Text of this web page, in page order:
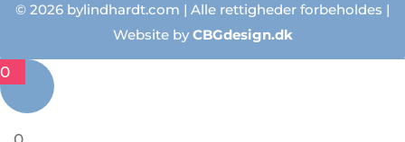
© 2026 bylindhardt.com | Alle rettigheder forbeholdes |
Website byCBGdesign.dk
0